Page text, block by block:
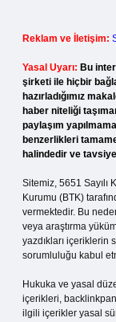
Reklam ve İletişim:
Yasal Uyarı: Bu
şirketi ile hiçbir
hazırladığımız
haber niteliği
paylaşım
benzerlikleri
halindedir ve
Sitemiz, 5651
Kurumu (BTK)
vermektedir. Bu
veya araştırma
yazdıkları içeriklerin
sorumluluğu kabul
Hukuka ve yasal
içerikleri,
ilgili içerikler yasal